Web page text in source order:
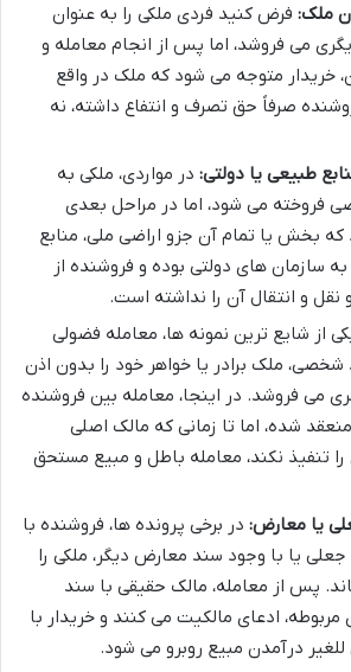
ملک: فرض کنید فردی ملکی را به عنوان
می فروشد، اما پس از انجام معامله و
خریدار متوجه می شود که ملک در واقع
صرفاً حق تصرف و انتفاع داشته، نه
طبیعی یا دولتی: در مواردی، ملکی به
فروخته می شود، اما در مراحل بعدی
بخش یا تمام آن جزو اراضی ملی، منابع
سازمان های دولتی بوده و فروشنده از
و انتقال آن را نداشته است.
از شایع ترین نمونه ها، معامله فضولی
ملک برادر یا خواهر خود را بدون اذن
می فروشد. در اینجا، معامله بین فروشنده
شده، اما تا زمانی که مالک اصلی
را تنفیذ نکند، معامله باطل و مبیع مستحق
یا معارض: در برخی پرونده ها، فروشنده با
جعلی یا با وجود سند معارض دیگر، ملکی را
پس از معامله، مالک حقیقی با سند
مربوطه، ادعای مالکیت می کنند و خریدار با
درآمدن مبیع روبرو می شود.